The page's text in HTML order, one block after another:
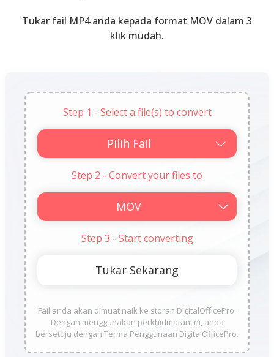
Tukar fail MP4 anda kepada format MOV dalam 3
klik mudah.
Step 1 - Select a file(s) to convert
Pilih Fail
Step 2 - Convert your files to
Step 3 - Start converting
Fail anda akan dimuat naik ke storan DigitalOfficePro.
Dengan menggunakan perkhidmatan ini, anda
bersetuju dengan Terma Penggunaan DigitalOfficePro.